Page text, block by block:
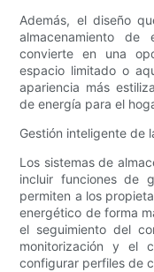
Además, el diseño
almacenamiento
convierte en una
espacio limitado o
apariencia más
de energía para el
Gestión inteligente de
Los sistemas de
incluir funciones de
permiten a los
energético de forma
el seguimiento del
monitorización y el
configurar perfiles de